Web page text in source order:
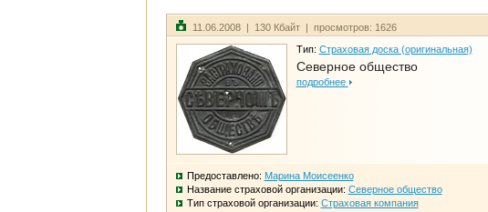
11.06.2008 | 130 Кбайт | просмотров: 1626
Тип: Страховая доска (оригинальная)
Северное общество
подробнее
Предоставлено: Марина Моисеенко
Название страховой организации: Северное общество
Тип страховой организации: Страховая компания